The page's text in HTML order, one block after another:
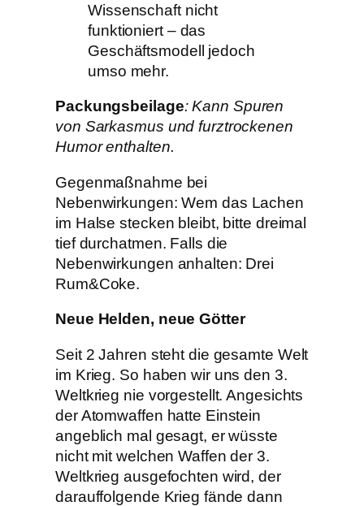
Wissenschaft nicht
funktioniert – das
Geschäftsmodell jedoch
umso mehr.
Packungsbeilage: Kann Spuren
von Sarkasmus und furztrockenen
Humor enthalten.
Gegenmaßnahme bei
Nebenwirkungen: Wem das Lachen
im Halse stecken bleibt, bitte dreimal
tief durchatmen. Falls die
Nebenwirkungen anhalten: Drei
Rum&Coke.
Neue Helden, neue Götter
Seit 2 Jahren steht die gesamte Welt
im Krieg. So haben wir uns den 3.
Weltkrieg nie vorgestellt. Angesichts
der Atomwaffen hatte Einstein
angeblich mal gesagt, er wüsste
nicht mit welchen Waffen der 3.
Weltkrieg ausgefochten wird, der
darauffolgende Krieg fände dann